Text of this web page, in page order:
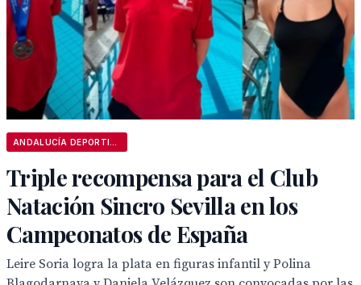
Triple recompensa para el Club
Natación Sincro Sevilla en los
Campeonatos de España
Leire Soria logra la plata en figuras infantil y Polina